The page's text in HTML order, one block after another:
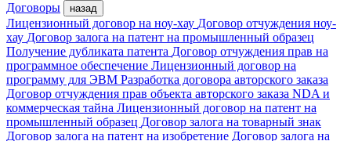
Договоры
назад
Лицензионный договор на ноу-хау Договор отчуждения ноу-
хау Договор залога на патент на промышленный образец
Получение дубликата патента Договор отчуждения прав на
программное обеспечение Лицензионный договор на
программу для ЭВМ Разработка договора авторского заказа
Договор отчуждения прав объекта авторского заказа NDA и
коммерческая тайна Лицензионный договор на патент на
промышленный образец Договор залога на товарный знак
Договор залога на патент на изобретение Договор залога на